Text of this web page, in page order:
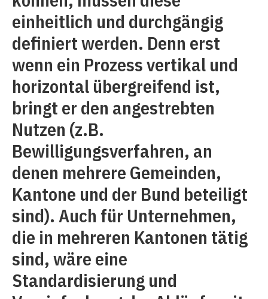
einheitlich und durchgängig
definiert werden. Denn erst
wenn ein Prozess vertikal und
horizontal übergreifend ist,
bringt er den angestrebten
Nutzen (z.B.
Bewilligungsverfahren, an
denen mehrere Gemeinden,
Kantone und der Bund beteiligt
sind). Auch für Unternehmen,
die in mehreren Kantonen tätig
sind, wäre eine
Standardisierung und